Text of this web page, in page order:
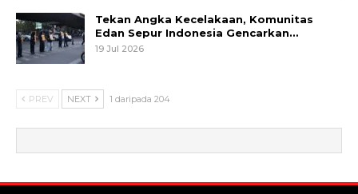
Tekan Angka Kecelakaan, Komunitas
Edan Sepur Indonesia Gencarkan…
19 Jul 2026
PREV NEXT 1 daripada 204